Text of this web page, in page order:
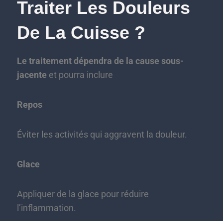
Traiter Les Douleurs
De La Cuisse ?
Le traitement dépendra de la cause sous-
jacente et pourra inclure
Repos
Éviter les activités qui aggravent la douleur.
Glace
Appliquer de la glace pour réduire
l’inflammation.